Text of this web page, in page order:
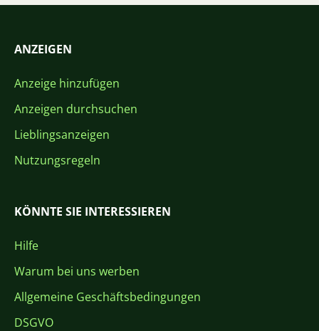
ANZEIGEN
Anzeige hinzufügen
Anzeigen durchsuchen
Lieblingsanzeigen
Nutzungsregeln
KÖNNTE SIE INTERESSIEREN
Hilfe
Warum bei uns werben
Allgemeine Geschäftsbedingungen
DSGVO